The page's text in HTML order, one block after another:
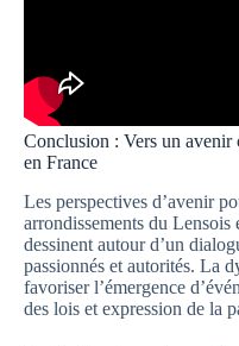
Conclusion : Vers un
en France
Les perspectives d’avenir
arrondissements du Lensois
dessinent autour d’un
passionnés et autorités. La
favoriser l’émergence
des lois et expression de la